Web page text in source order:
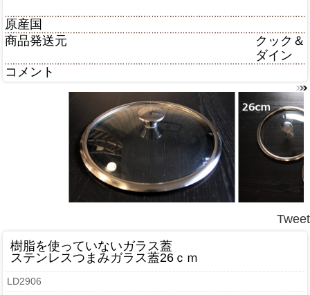
原産国
商品発送元
クック＆
ダイン
コメント
Tweet
樹脂を使っていないガラス蓋
ステンレスつまみガラス蓋26ｃｍ
LD2906